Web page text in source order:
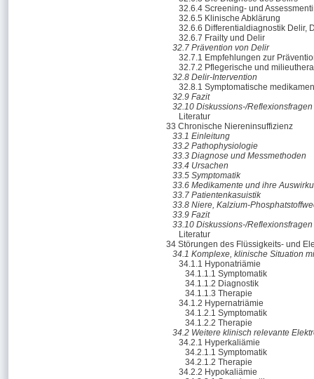
32.6.4 Screening- und
32.6.5 Klinische Abklärung
32.6.6 Differentialdiagnostik Delir,
32.6.7 Frailty und Delir
32.7 Prävention von Delir
32.7.1 Empfehlungen zur
32.7.2 Pflegerische und
32.8 Delir-Intervention
32.8.1 Symptomatische
32.9 Fazit
32.10 Diskussions-/Reflexionsfragen
Literatur
33 Chronische Niereninsuffizienz
33.1 Einleitung
33.2 Pathophysiologie
33.3 Diagnose und Messmethoden
33.4 Ursachen
33.5 Symptomatik
33.6 Medikamente und ihre
33.7 Patientenkasuistik
33.8 Niere, Kalzium-
33.9 Fazit
33.10 Diskussions-/Reflexionsfragen
Literatur
34 Störungen des Flüssigkeits- und
34.1 Komplexe, klinische Situation
34.1.1 Hyponatriämie
34.1.1.1 Symptomatik
34.1.1.2 Diagnostik
34.1.1.3 Therapie
34.1.2 Hypernatriämie
34.1.2.1 Symptomatik
34.1.2.2 Therapie
34.2 Weitere klinisch relevante
34.2.1 Hyperkaliämie
34.2.1.1 Symptomatik
34.2.1.2 Therapie
34.2.2 Hypokaliämie